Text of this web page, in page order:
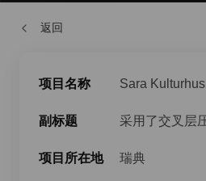
返回
项目名称 Sara Kulturhus
副标题
项目所在地 瑞典